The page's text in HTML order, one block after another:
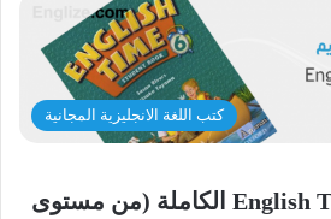
كتب اللغة الانجليزية المجانية
كتب: موسوعة English Time الكاملة (من مستوى